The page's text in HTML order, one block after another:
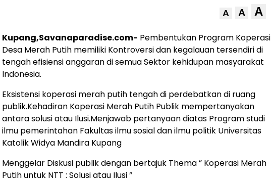
A A A
Kupang,Savanaparadise.com- Pembentukan Program Koperasi
Desa Merah Putih memiliki Kontroversi dan kegalauan tersendiri di
tengah efisiensi anggaran di semua Sektor kehidupan masyarakat
Indonesia.
Eksistensi koperasi merah putih tengah di perdebatkan di ruang
publik.Kehadiran Koperasi Merah Putih Publik mempertanyakan
antara solusi atau Ilusi.Menjawab pertanyaan diatas Program studi
ilmu pemerintahan Fakultas ilmu sosial dan ilmu politik Universitas
Katolik Widya Mandira Kupang
Menggelar Diskusi publik dengan bertajuk Thema ” Koperasi Merah
Putih untuk NTT : Solusi atau Ilusi ”